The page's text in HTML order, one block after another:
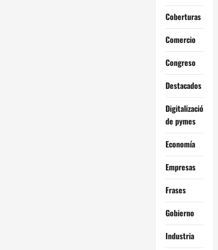
Coberturas
Comercio
Congreso
Destacados
Digitalización
de pymes
Economía
Empresas
Frases
Gobierno
Industria